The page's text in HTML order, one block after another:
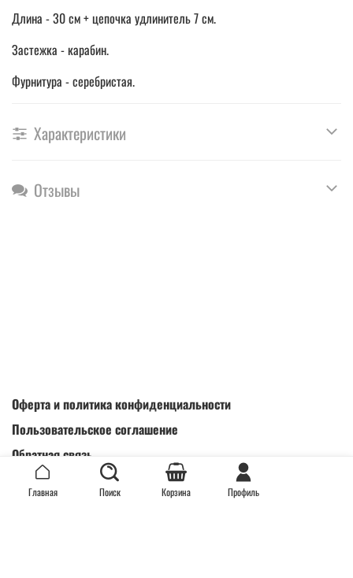
Длина - 30 см + цепочка удлинитель 7 см.
Застежка - карабин.
Фурнитура - серебристая.
Характеристики
Отзывы
Оферта и политика конфиденциальности
Пользовательское соглашение
Обратная связь
Интернет-магазин создан на inSales
Главная Поиск Корзина Профиль